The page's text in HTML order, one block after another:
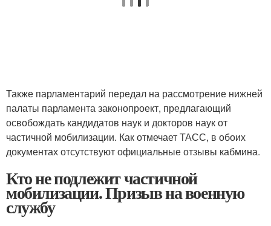
Также парламентарий передал на рассмотрение нижней
палаты парламента законопроект, предлагающий
освобождать кандидатов наук и докторов наук от
частичной мобилизации. Как отмечает ТАСС, в обоих
документах отсутствуют официальные отзывы кабмина.
Кто не подлежит частичной
мобилизации. Призыв на военную
службу